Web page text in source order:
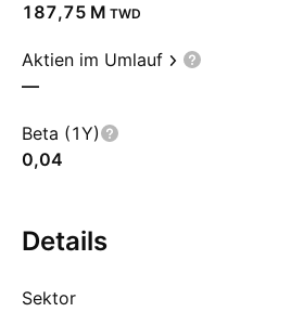
‪187,75 M‬ TWD
Aktien im Umlauf
—
Beta (1Y)
0,04
Details
Sektor